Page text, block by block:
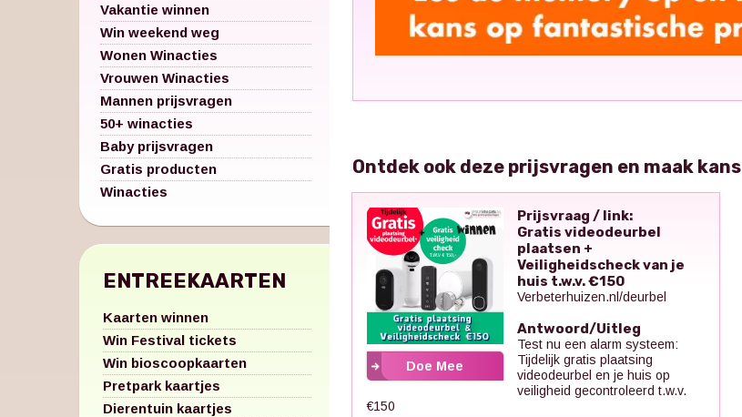
Vakantie winnen
Win weekend weg
Wonen Winacties
Vrouwen Winacties
Mannen prijsvragen
50+ winacties
Baby prijsvragen
Gratis producten
Winacties
ENTREEKAARTEN
Kaarten winnen
Win Festival tickets
Win bioscoopkaarten
Pretpark kaartjes
Dierentuin kaartjes
Ontdek ook deze prijsvragen en maak kans
Doe Mee
Prijsvraag / link:
Gratis videodeurbel
plaatsen +
Veiligheidscheck van je
huis t.w.v. €150
Verbeterhuizen.nl/deurbel
Antwoord/Uitleg
Test nu een alarm systeem:
Tijdelijk gratis plaatsing
videodeurbel en je huis op
veiligheid gecontroleerd t.w.v.
€150